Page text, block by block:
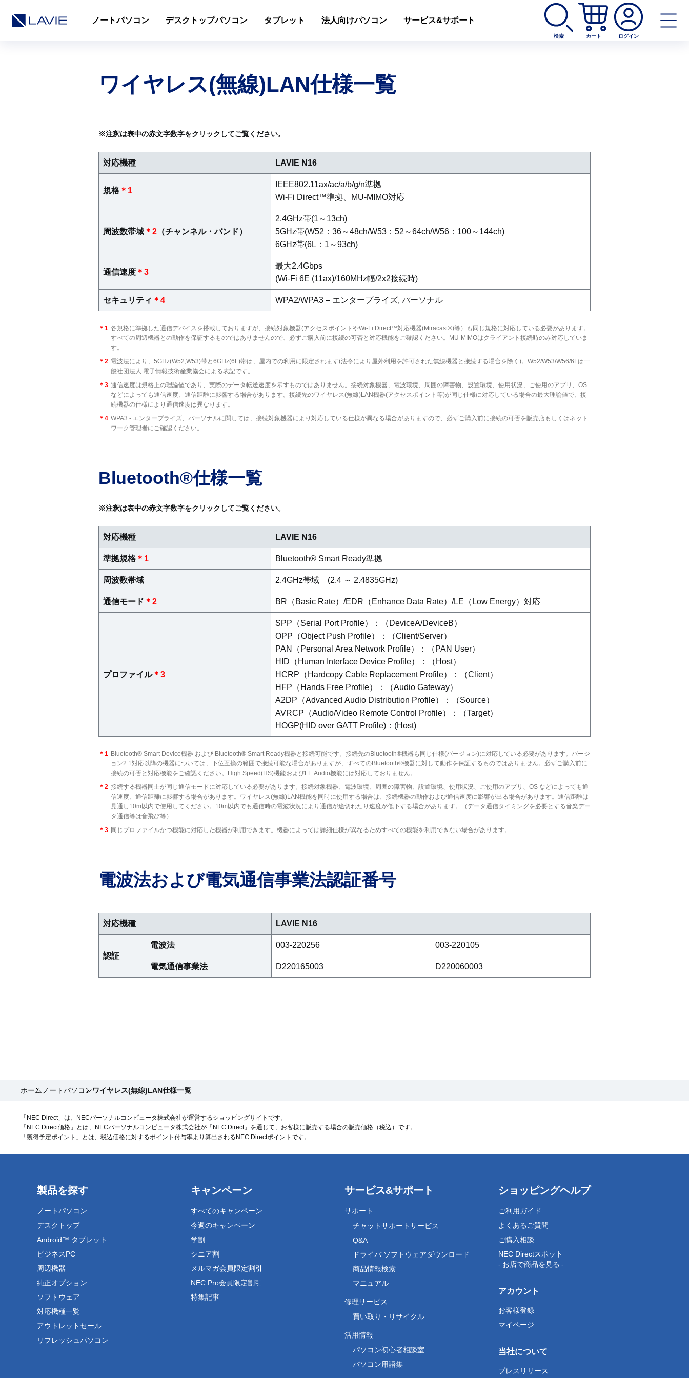
ノートパソコン デスクトップパソコン タブレット 法人向けパソコン サービス&サポート
検索 カート ログイン
ワイヤレス(無線)LAN仕様一覧
※注釈は表中の赤文字数字をクリックしてご覧ください。
対応機種 LAVIE N16
規格＊1
IEEE802.11ax/ac/a/b/g/n準拠
Wi-Fi Direct™準拠、MU-MIMO対応
周波数帯域 ＊2 （チャンネル・バンド）
2.4GHz帯(1～13ch)
5GHz帯(W52：36～48ch/W53：52～64ch/W56：100～144ch)
6GHz帯(6L：1～93ch)
通信速度 ＊3
最大2.4Gbps
(Wi-Fi 6E (11ax)/160MHz幅/2x2接続時)
セキュリティ ＊4 WPA2/WPA3 – エンタープライズ, パーソナル
＊1 各規格に準拠した通信デバイスを搭載しておりますが、接続対象機器(アクセスポイントやWi-Fi Direct™対応機器(Miracast®)等）も同じ規格に対応している必要があります。
すべての周辺機器との動作を保証するものではありませんので、必ずご購入前に接続の可否と対応機能をご確認ください。MU-MIMOはクライアント接続時のみ対応していま
す。
＊2 電波法により、5GHz(W52,W53)帯と6GHz(6L)帯は、屋内での利用に限定されます(法令により屋外利用を許可された無線機器と接続する場合を除く)。W52/W53/W56/6Lは一
般社団法人 電子情報技術産業協会による表記です。
＊3 通信速度は規格上の理論値であり、実際のデータ転送速度を示すものではありません。接続対象機器、電波環境、周囲の障害物、設置環境、使用状況、ご使用のアプリ、OS
などによっても通信速度、通信距離に影響する場合があります。接続先のワイヤレス(無線)LAN機器(アクセスポイント等)が同じ仕様に対応している場合の最大理論値で、接
続機器の仕様により通信速度は異なります。
＊4 WPA3 - エンタープライズ、パーソナルに関しては、接続対象機器により対応している仕様が異なる場合がありますので、必ずご購入前に接続の可否を販売店もしくはネット
ワーク管理者にご確認ください。
Bluetooth®仕様一覧
※注釈は表中の赤文字数字をクリックしてご覧ください。
対応機種 LAVIE N16
準拠規格＊1 Bluetooth® Smart Ready準拠
周波数帯域 2.4GHz帯域 (2.4 ～ 2.4835GHz)
通信モード ＊2 BR（Basic Rate）/EDR（Enhance Data Rate）/LE（Low Energy）対応
プロファイル＊3
SPP（Serial Port Profile）：（DeviceA/DeviceB）
OPP（Object Push Profile）：（Client/Server）
PAN（Personal Area Network Profile）：（PAN User）
HID（Human Interface Device Profile）：（Host）
HCRP（Hardcopy Cable Replacement Profile）：（Client）
HFP（Hands Free Profile）：（Audio Gateway）
A2DP（Advanced Audio Distribution Profile）：（Source）
AVRCP（Audio/Video Remote Control Profile）：（Target）
HOGP(HID over GATT Profile)：(Host)
＊1 Bluetooth® Smart Device機器 および Bluetooth® Smart Ready機器と接続可能です。接続先のBluetooth®機器も同じ仕様(バージョン)に対応している必要があります。バージ
ョン2.1対応以降の機器については、下位互換の範囲で接続可能な場合がありますが、すべてのBluetooth®機器に対して動作を保証するものではありません。必ずご購入前に
接続の可否と対応機能をご確認ください。High Speed(HS)機能およびLE Audio機能には対応しておりません。
＊2 接続する機器同士が同じ通信モードに対応している必要があります。接続対象機器、電波環境、周囲の障害物、設置環境、使用状況、ご使用のアプリ、OS などによっても通
信速度、通信距離に影響する場合があります。ワイヤレス(無線)LAN機能を同時に使用する場合は、接続機器の動作および通信速度に影響が出る場合があります。通信距離は
見通し10m以内で使用してください。10m以内でも通信時の電波状況により通信が途切れたり速度が低下する場合があります。（データ通信タイミングを必要とする音楽デー
タ通信等は音飛び等）
＊3 同じプロファイルかつ機能に対応した機器が利用できます。機器によっては詳細仕様が異なるためすべての機能を利用できない場合があります。
電波法および電気通信事業法認証番号
対応機種 LAVIE N16
認証
電波法 003-220256 003-220105
電気通信事業法 D220165003 D220060003
ホーム ノートパソコンワイヤレス(無線)LAN仕様一覧
「NEC Direct」は、NECパーソナルコンピュータ株式会社が運営するショッピングサイトです。
「NEC Direct価格」とは、NECパーソナルコンピュータ株式会社が「NEC Direct」を通じて、お客様に販売する場合の販売価格（税込 ）です。
「獲得予定ポイント」とは、税込価格に対するポイント付与率より算出されるNEC Directポイントです。
製品を探す
ノートパソコン
デスクトップ
Android™ タブレット
ビジネスPC
周辺機器
純正オプション
ソフトウェア
対応機種一覧
アウトレットセール
リフレッシュパソコン
キャンペーン
すべてのキャンペーン
今週のキャンペーン
学割
シニア割
メルマガ会員限定割引
NEC Pro会員限定割引
特集記事
サービス&サポート
サポート
チャットサポートサービス
Q&A
ドライバ ソフトウェアダウンロード
商品情報検索
マニュアル
修理サービス
買い取り・リサイクル
活用情報
パソコン初心者相談室
パソコン用語集
ショッピングヘルプ
ご利用ガイド
よくあるご質問
ご購入相談
NEC Directスポット
- お店で商品を見る -
アカウント
お客様登録
マイページ
当社について
プレスリリース